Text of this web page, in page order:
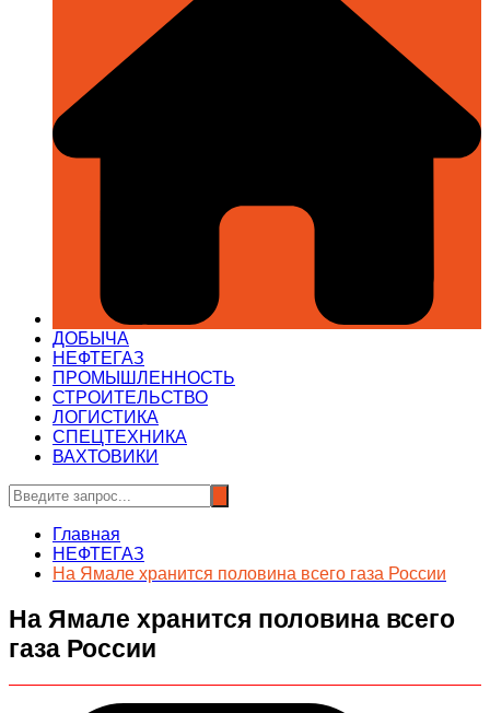
ДОБЫЧА
НЕФТЕГАЗ
ПРОМЫШЛЕННОСТЬ
СТРОИТЕЛЬСТВО
ЛОГИСТИКА
СПЕЦТЕХНИКА
ВАХТОВИКИ
Главная
НЕФТЕГАЗ
На Ямале хранится половина всего газа России
На Ямале хранится половина всего
газа России